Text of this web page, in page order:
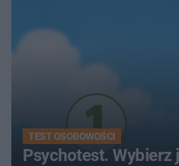
TEST OSOBOWOŚCI
Psychotest. Wybierz